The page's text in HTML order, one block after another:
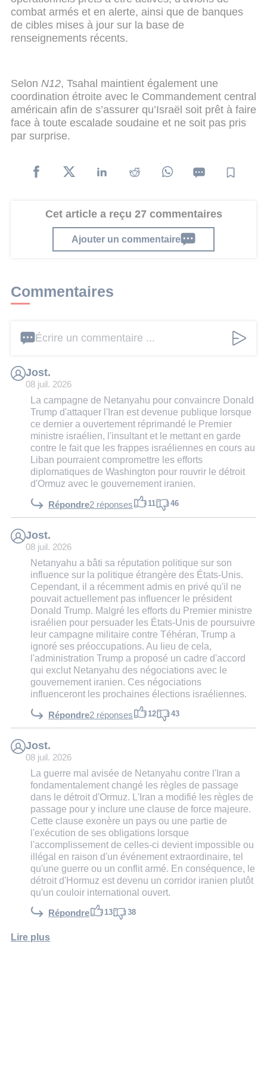
combat armés et en alerte, ainsi que de banques
de cibles mises à jour sur la base de
renseignements récents.
Selon N12, Tsahal maintient également une
coordination étroite avec le Commandement central
américain afin de s’assurer qu’Israël soit prêt à faire
face à toute escalade soudaine et ne soit pas pris
par surprise.
Cet article a reçu 27 commentaires
Ajouter un commentaire
Commentaires
Écrire un commentaire ...
Jost.
08 juil. 2026
La campagne de Netanyahu pour convaincre Donald
Trump d'attaquer l'Iran est devenue publique lorsque
ce dernier a ouvertement réprimandé le Premier
ministre israélien, l'insultant et le mettant en garde
contre le fait que les frappes israéliennes en cours au
Liban pourraient compromettre les efforts
diplomatiques de Washington pour rouvrir le détroit
d'Ormuz avec le gouvernement iranien.
Répondre2 réponses 11 46
Jost.
08 juil. 2026
Netanyahu a bâti sa réputation politique sur son
influence sur la politique étrangère des États-Unis.
Cependant, il a récemment admis en privé qu'il ne
pouvait actuellement pas influencer le président
Donald Trump. Malgré les efforts du Premier ministre
israélien pour persuader les États-Unis de poursuivre
leur campagne militaire contre Téhéran, Trump a
ignoré ses préoccupations. Au lieu de cela,
l'administration Trump a proposé un cadre d'accord
qui exclut Netanyahu des négociations avec le
gouvernement iranien. Ces négociations
influenceront les prochaines élections israéliennes.
Répondre2 réponses 12 43
Jost.
08 juil. 2026
La guerre mal avisée de Netanyahu contre l'Iran a
fondamentalement changé les règles de passage
dans le détroit d'Ormuz. L'Iran a modifié les règles de
passage pour y inclure une clause de force majeure.
Cette clause exonère un pays ou une partie de
l'exécution de ses obligations lorsque
l'accomplissement de celles-ci devient impossible ou
illégal en raison d'un événement extraordinaire, tel
qu'une guerre ou un conflit armé. En conséquence, le
détroit d'Hormuz est devenu un corridor iranien plutôt
qu'un couloir international ouvert.
Répondre 13 38
Lire plus